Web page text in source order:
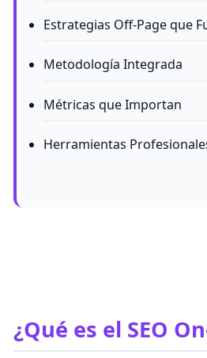
Estrategias Off-Page que
Metodología Integrada
Métricas que Importan
Herramientas
¿Qué es el SEO